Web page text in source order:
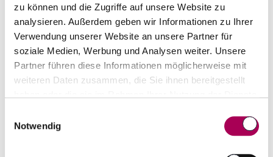
zu können und die Zugriffe auf unsere Website zu
analysieren. Außerdem geben wir Informationen zu Ihrer
Verwendung unserer Website an unsere Partner für
soziale Medien, Werbung und Analysen weiter. Unsere
Partner führen diese Informationen möglicherweise mit
weiteren Daten zusammen, die Sie ihnen bereitgestellt
Notwendig
Armagnac Ferte de Partenay